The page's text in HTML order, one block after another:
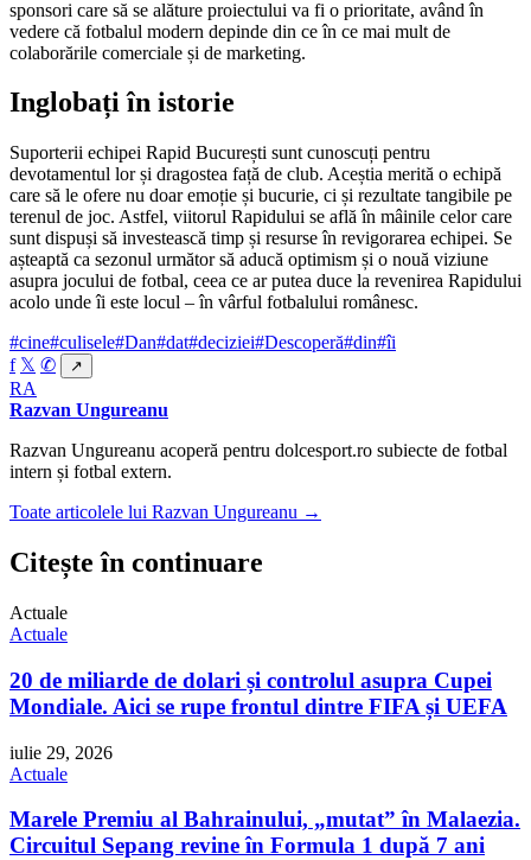
sponsori care să se alăture proiectului va fi o prioritate, având în
vedere că fotbalul modern depinde din ce în ce mai mult de
colaborările comerciale și de marketing.
Inglobați în istorie
Suporterii echipei Rapid București sunt cunoscuți pentru
devotamentul lor și dragostea față de club. Aceștia merită o echipă
care să le ofere nu doar emoție și bucurie, ci și rezultate tangibile pe
terenul de joc. Astfel, viitorul Rapidului se află în mâinile celor care
sunt dispuși să investească timp și resurse în revigorarea echipei. Se
așteaptă ca sezonul următor să aducă optimism și o nouă viziune
asupra jocului de fotbal, ceea ce ar putea duce la revenirea Rapidului
acolo unde îi este locul – în vârful fotbalului românesc.
#cine#culisele#Dan#dat#deciziei#Descoperă#din#îi
f 𝕏 ✆ ↗
RA
Razvan Ungureanu
Razvan Ungureanu acoperă pentru dolcesport.ro subiecte de fotbal
intern și fotbal extern.
Toate articolele lui Razvan Ungureanu →
Citește în continuare
Actuale
Actuale
20 de miliarde de dolari și controlul asupra Cupei
Mondiale. Aici se rupe frontul dintre FIFA și UEFA
iulie 29, 2026
Actuale
Marele Premiu al Bahrainului, „mutat” în Malaezia.
Circuitul Sepang revine în Formula 1 după 7 ani